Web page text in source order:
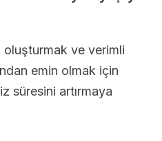
oluşturmak ve verimli
emin olmak için
süresini artırmaya